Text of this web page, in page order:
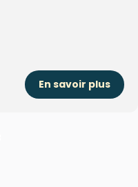
En savoir plus